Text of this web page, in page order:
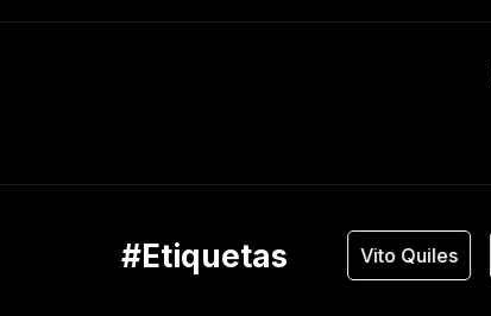
#Etiquetas
Vox Vito Quiles